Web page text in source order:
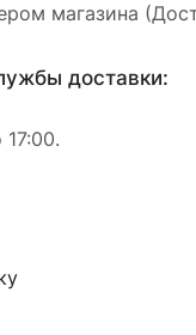
магазина
доставки: